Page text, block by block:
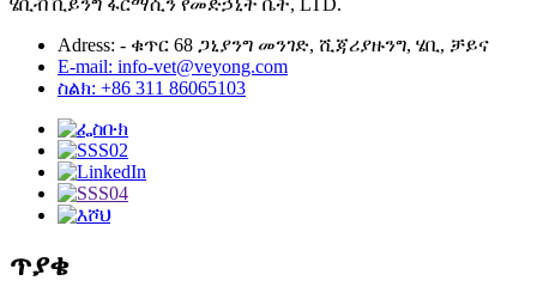
ሄቢቭ ቪይንግ ፋርማሲን የመድኃኒት ቤት, LTD.
Adress: - ቁጥር 68 ጋኒያንግ መንገድ, ሺጃሪያዙንግ, ሄቢ, ቻይና
E-mail: info-vet@veyong.com
ስልክ: +86 311 86065103
ጥያቄ